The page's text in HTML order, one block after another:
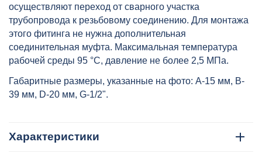
осуществляют переход от сварного участка
трубопровода к резьбовому соединению. Для монтажа
этого фитинга не нужна дополнительная
соединительная муфта. Максимальная температура
рабочей среды 95 °C, давление не более 2,5 МПа.
Габаритные размеры, указанные на фото: A-15 мм, B-
39 мм, D-20 мм, G-1/2".
Характеристики